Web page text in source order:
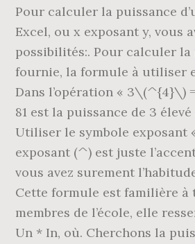
Pour calculer la puissance
Excel, ou x exposant y, vous
possibilités:. Pour calculer la
fournie, la formule à utiliser
Dans l’opération « 3\(^{4}\)
81 est la puissance de 3 élevé
Utiliser le symbole exposant
exposant (^) est juste
vous avez surement
Cette formule est familière à
membres de l’école, elle
Un * In, où. Cherchons la